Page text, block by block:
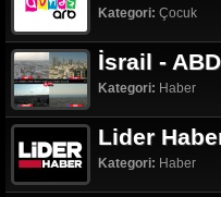
Kategori: Çocuk
İsrail -
Kategori: Haber
Lider
Kategori: Haber